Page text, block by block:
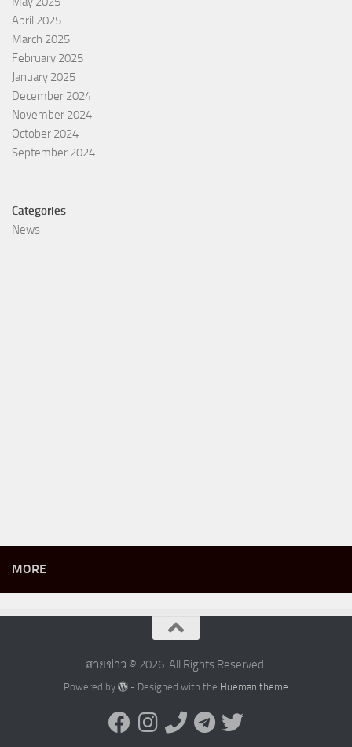
April 2025
March 2025
February 2025
January 2025
December 2024
November 2024
October 2024
September 2024
Categories
News
MORE
สายข่าว © 2026. All Rights Reserved.
Powered by - Designed with the Hueman theme